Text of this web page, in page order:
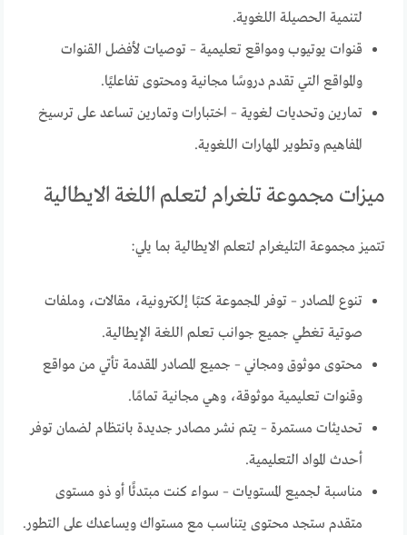
لتنمية الحصيلة اللغوية.
قنوات يوتيوب ومواقع تعليمية – توصيات لأفضل القنوات
والمواقع التي تقدم دروسًا مجانية ومحتوى تفاعليًا.
تمارين وتحديات لغوية – اختبارات وتمارين تساعد على ترسيخ
المفاهيم وتطوير المهارات اللغوية.
ميزات مجموعة تلغرام لتعلم اللغة الايطالية
تتميز مجموعة التليغرام لتعلم الايطالية بما يلي:
تنوع المصادر – توفر المجموعة كتبًا إلكترونية، مقالات، وملفات
صوتية تغطي جميع جوانب تعلم اللغة الإيطالية.
محتوى موثوق ومجاني – جميع المصادر المقدمة تأتي من مواقع
وقنوات تعليمية موثوقة، وهي مجانية تمامًا.
تحديثات مستمرة – يتم نشر مصادر جديدة بانتظام لضمان توفر
أحدث المواد التعليمية.
مناسبة لجميع المستويات – سواء كنت مبتدئًا أو ذو مستوى
متقدم ستجد محتوى يتناسب مع مستواك ويساعدك على التطور.